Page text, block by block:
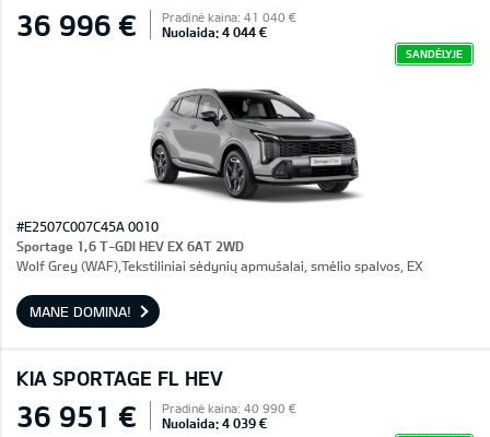
36 996 € Pradinė kaina: 41 040 €
Nuolaida: 4 044 €
SANDĖLYJE
#E2507C007C45A 0010
Sportage 1,6 T-GDI HEV EX 6AT 2WD
Wolf Grey (WAF),Tekstiliniai sėdynių apmušalai, smėlio spalvos, EX
MANE DOMINA!
KIA SPORTAGE FL HEV
36 951 € Pradinė kaina: 40 990 €
Nuolaida: 4 039 €